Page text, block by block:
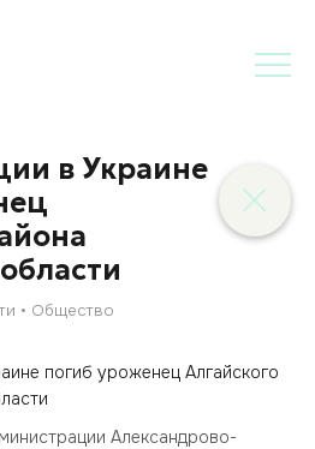
в Украине
Общество
Александрово-